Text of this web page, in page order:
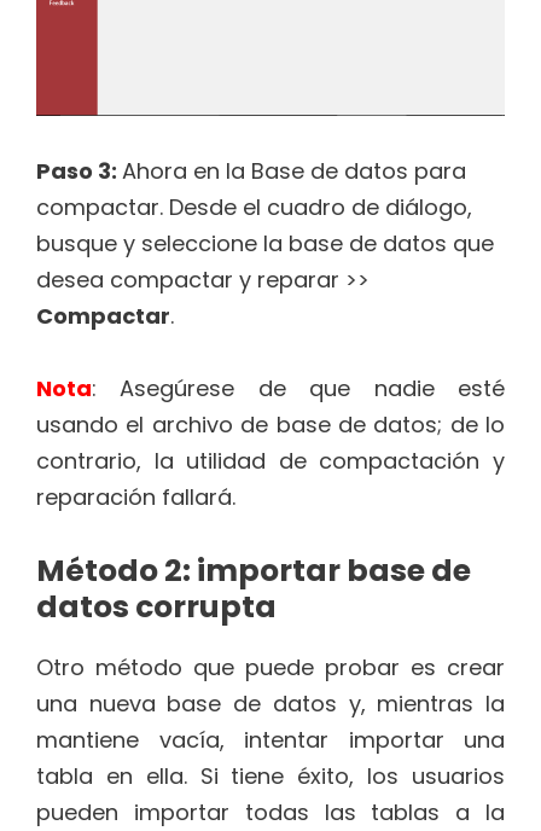
Paso 3: Ahora en la Base de datos para
compactar. Desde el cuadro de diálogo,
busque y seleccione la base de datos que
desea compactar y reparar >>
Compactar.
Nota: Asegúrese de que nadie esté
usando el archivo de base de datos; de lo
contrario, la utilidad de compactación y
reparación fallará.
Método 2: importar base de
datos corrupta
Otro método que puede probar es crear
una nueva base de datos y, mientras la
mantiene vacía, intentar importar una
tabla en ella. Si tiene éxito, los usuarios
pueden importar todas las tablas a la